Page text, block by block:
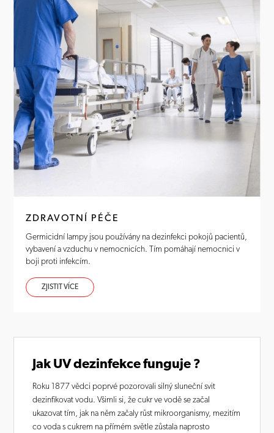
ZDRAVOTNÍ PÉČE
Germicidní lampy jsou používány na dezinfekci pokojů pacientů,
vybavení a vzduchu v nemocnicích. Tím pomáhají nemocnici v
boji proti infekcím.
ZJISTIT VÍCE
Jak UV dezinfekce funguje ?
Roku 1877 vědci poprvé pozorovali silný sluneční svit
dezinfikovat vodu. Všimli si, že cukr ve vodě se začal
ukazovat tím, jak na něm začaly růst mikroorganismy, mezitím
co voda s cukrem na přímém světle zůstala naprosto